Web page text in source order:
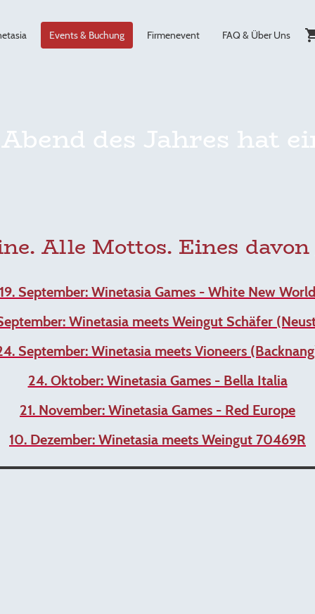
Events & Buchung Firmenevent FAQ & Über Uns
des Jahres hat
Alle Mottos. Eines
19. September: Winetasia Games - White New World
Winetasia meets Weingut Schäfer
September: Winetasia meets Vioneers
24. Oktober: Winetasia Games - Bella Italia
21. November: Winetasia Games - Red Europe
10. Dezember: Winetasia meets Weingut 70469R